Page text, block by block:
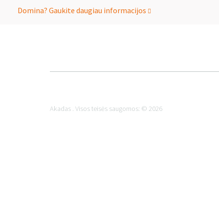
Domina? Gaukite daugiau informacijos
Akadas . Visos teisės saugomos: © 2026